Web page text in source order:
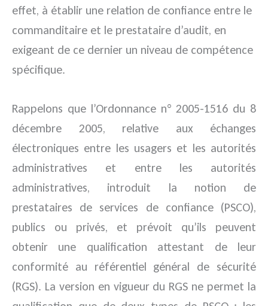
effet, à établir une relation de confiance entre le
commanditaire et le prestataire d’audit, en
exigeant de ce dernier un niveau de compétence
spécifique.
Rappelons que l’Ordonnance n° 2005-1516 du 8
décembre 2005, relative aux échanges
électroniques entre les usagers et les autorités
administratives et entre les autorités
administratives, introduit la notion de
prestataires de services de confiance (PSCO),
publics ou privés, et prévoit qu’ils peuvent
obtenir une qualification attestant de leur
conformité au référentiel général de sécurité
(RGS). La version en vigueur du RGS ne permet la